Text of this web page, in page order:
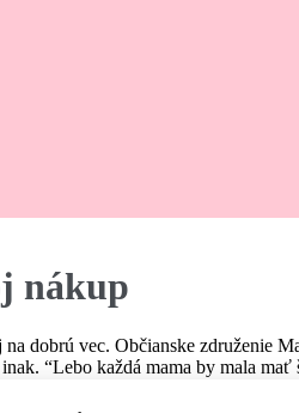
nákup
dobrú vec. Občianske združenie
“Lebo každá mama by mala